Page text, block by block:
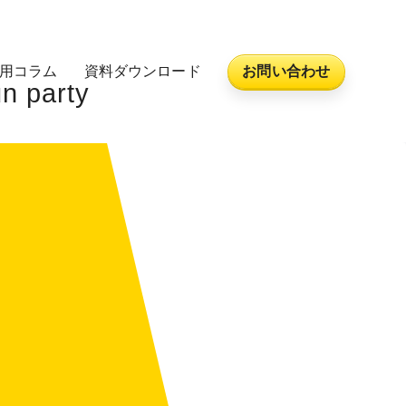
party
コラム 資料ダウンロード お問い合わせ